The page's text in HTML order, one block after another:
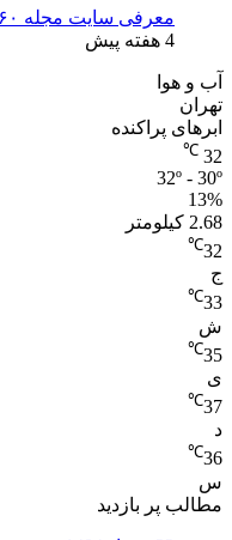
معرفی سایت مجله ۳۶۰
4 هفته پیش
آب و هوا
تهران
ابرهای پراکنده
32
℃
32º - 30º
13%
2.68 کیلومتر
32
℃
ج
33
℃
ش
35
℃
ی
37
℃
د
36
℃
س
مطالب پر بازدید